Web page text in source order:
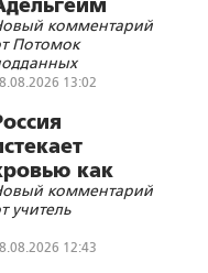
комментарий
Потомок
13:02
как
комментарий
учитель
12:43